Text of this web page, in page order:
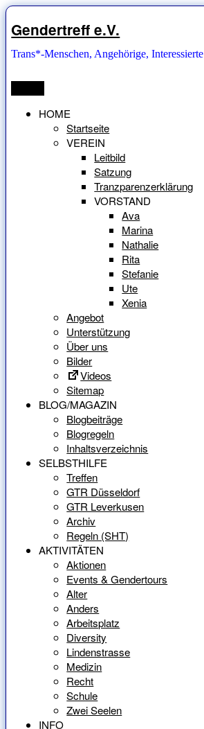
Zum
Inhalt
springen
Gendertreff e.V.
Trans*-Menschen, Angehörige, Interessierte
HOME
Startseite
VEREIN
Leitbild
Satzung
Tranzparenzerklärung
VORSTAND
Ava
Marina
Nathalie
Rita
Stefanie
Ute
Xenia
Angebot
Unterstützung
Über uns
Bilder
Videos
Sitemap
BLOG/MAGAZIN
Blogbeiträge
Blogregeln
Inhaltsverzeichnis
SELBSTHILFE
Treffen
GTR Düsseldorf
GTR Leverkusen
Archiv
Regeln (SHT)
AKTIVITÄTEN
Aktionen
Events & Gendertours
Alter
Anders
Arbeitsplatz
Diversity
Lindenstrasse
Medizin
Recht
Schule
Zwei Seelen
INFO